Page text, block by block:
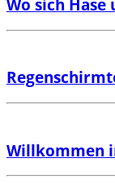
Wo sich Hase
Willkommen